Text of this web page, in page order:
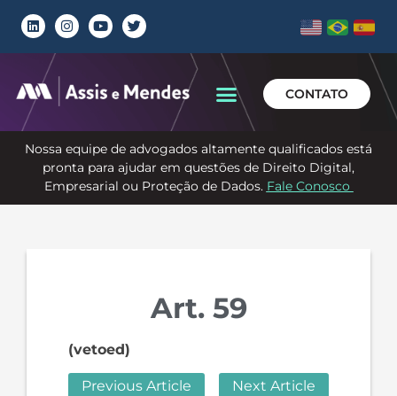
CONTATO
Nossa equipe de advogados altamente qualificados está
pronta para ajudar em questões de Direito Digital,
Empresarial ou Proteção de Dados. Fale Conosco
Art. 59
(vetoed)
Previous Article Next Article